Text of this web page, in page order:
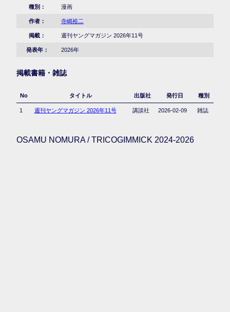
種別： 漫画
作者： 寺嶋裕二
掲載： 週刊ヤングマガジン 2026年11号
発表年： 2026年
掲載書籍・雑誌
No タイトル 出版社 発行日 種別
1 週刊ヤングマガジン 2026年11号 講談社 2026-02-09 雑誌
OSAMU NOMURA / TRICOGIMMICK 2024-2026